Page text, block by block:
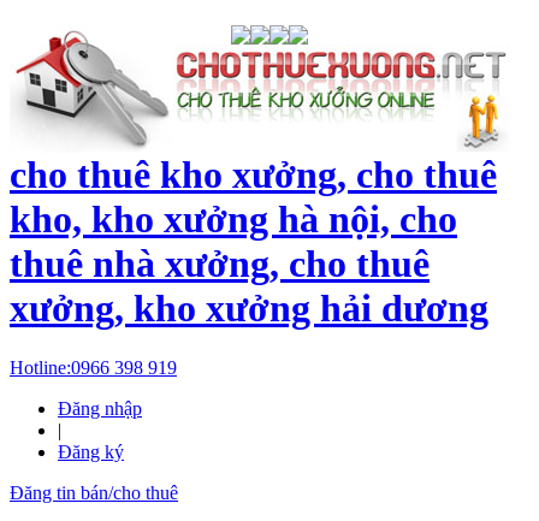
cho thuê kho xưởng, cho thuê
kho, kho xưởng hà nội, cho
thuê nhà xưởng, cho thuê
xưởng, kho xưởng hải dương
Hotline:0966 398 919
Đăng nhập
|
Đăng ký
Đăng tin bán/cho thuê